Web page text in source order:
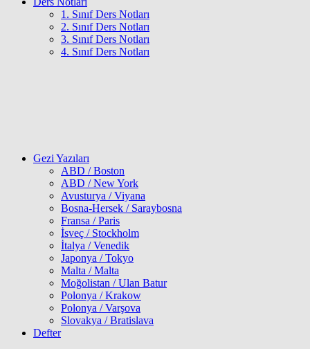
1. Sınıf Ders Notları
2. Sınıf Ders Notları
3. Sınıf Ders Notları
4. Sınıf Ders Notları
Gezi Yazıları
ABD / Boston
ABD / New York
Avusturya / Viyana
Bosna-Hersek / Saraybosna
Fransa / Paris
İsveç / Stockholm
İtalya / Venedik
Japonya / Tokyo
Malta / Malta
Moğolistan / Ulan Batur
Polonya / Krakow
Polonya / Varşova
Slovakya / Bratislava
Defter